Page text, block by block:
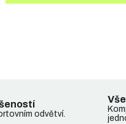
odvětví.